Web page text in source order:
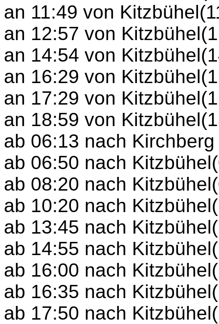
an 11:49 von
an 12:57 von
an 14:54 von
an 16:29 von
an 17:29 von
an 18:59 von
ab 06:13 nach
ab 06:50 nach
ab 08:20 nach
ab 10:20 nach
ab 13:45 nach
ab 14:55 nach
ab 16:00 nach
ab 16:35 nach
ab 17:50 nach